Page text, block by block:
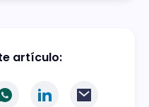
artículo: